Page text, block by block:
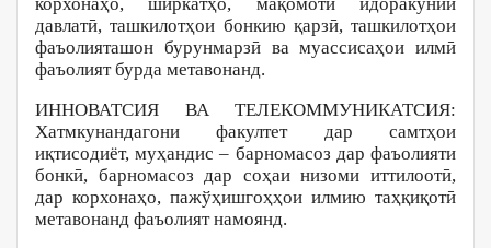
давлатӣ, ташкилотҳои бонкию қарзӣ, ташкилотҳои
фаъолияташон бурунмарзӣ ва муассисаҳои илмӣ
фаъолият бурда метавонанд.
ИННОВАТСИЯ ВА ТЕЛЕКОММУНИКАТСИЯ:
Хатмкунандагони факултет дар самтҳои
иқтисодиёт, муҳандис – барномасоз дар фаъолияти
бонкӣ, барномасоз дар соҳаи низоми иттилоотӣ,
дар корхонаҳо, пажўҳишгоҳҳои илмию таҳқиқотӣ
метавонанд фаъолият намоянд.